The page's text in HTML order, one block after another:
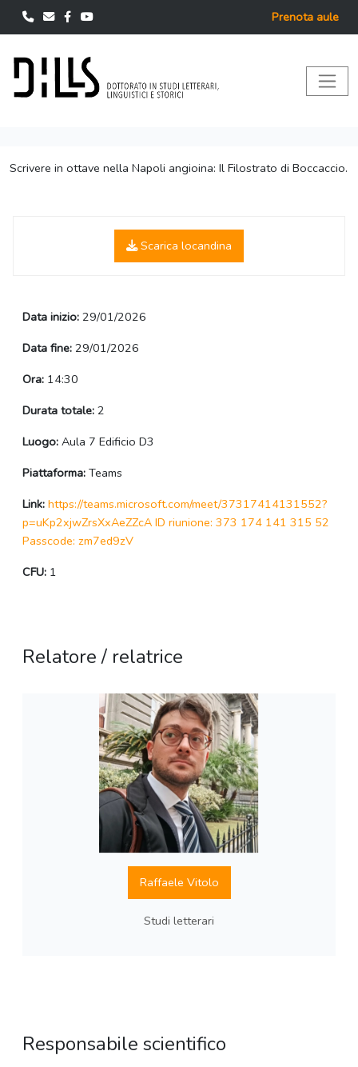
Prenota aule
Scrivere in ottave nella Napoli angioina: Il Filostrato di Boccaccio.
Scarica locandina
Data inizio: 29/01/2026
Data fine: 29/01/2026
Ora: 14:30
Durata totale: 2
Luogo: Aula 7 Edificio D3
Piattaforma: Teams
Link: https://teams.microsoft.com/meet/37317414131552?
p=uKp2xjwZrsXxAeZZcA ID riunione: 373 174 141 315 52
Passcode: zm7ed9zV
CFU: 1
Relatore / relatrice
Raffaele Vitolo
Studi letterari
Responsabile scientifico